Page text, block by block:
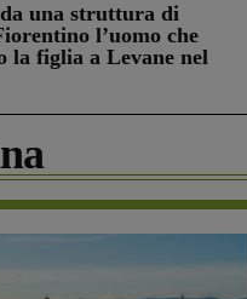
da una struttura di
l’uomo che
la figlia a Levane nel